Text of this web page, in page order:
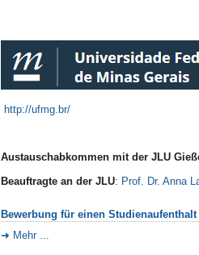
http://ufmg.br/
Austauschabkommen mit der JLU
Beauftragte an der JLU: Prof. Dr. Anna
Bewerbung für einen
Mehr ...